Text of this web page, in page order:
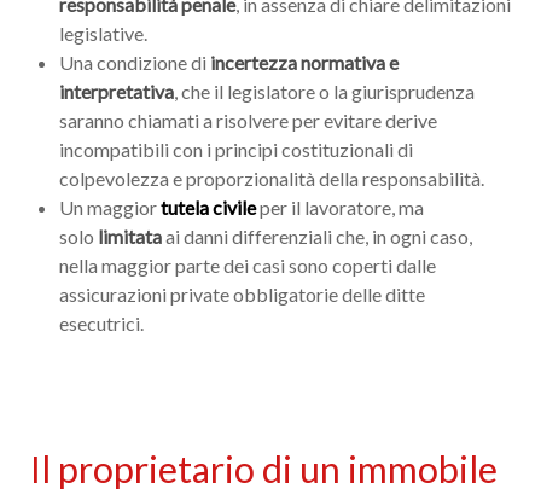
legislative.
Una condizione di incertezza normativa e
interpretativa, che il legislatore o la giurisprudenza
saranno chiamati a risolvere per evitare derive
incompatibili con i principi costituzionali di
colpevolezza e proporzionalità della responsabilità.
Un maggiortutela civileper il lavoratore, ma
solo limitataai danni differenziali che, in ogni caso,
nella maggior parte dei casi sono coperti dalle
assicurazioni private obbligatorie delle ditte
esecutrici.
Il proprietario di un immobile